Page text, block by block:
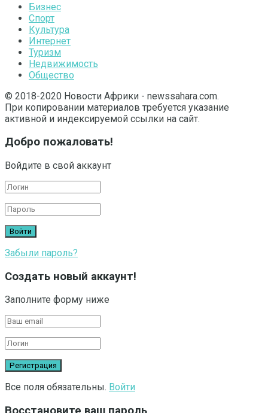
Бизнес
Спорт
Культура
Интернет
Туризм
Недвижимость
Общество
© 2018-2020 Новости Африки - newssahara.com.
При копировании материалов требуется указание
активной и индексируемой ссылки на сайт.
Добро пожаловать!
Войдите в свой аккаунт
Забыли пароль?
Создать новый аккаунт!
Заполните форму ниже
Все поля обязательны. Войти